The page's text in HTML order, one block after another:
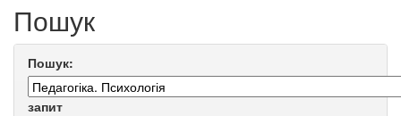
Пошук
Пошук:
запит